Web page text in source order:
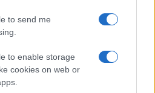
to send me
to enable storage
cookies on web or